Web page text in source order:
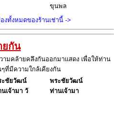
ขุนพล
งทั้งหมดของร้านเช่านี้ ->
ยกัน
วามคล้ายคลึงกันออกมาแสดง เพื่อให้ท่าน
ที่มีความใกล้เคียงกัน
ะชัยวัฒน์
เจ้ามา วั
พระชัยวัฒน์
ท่านเจ้ามา